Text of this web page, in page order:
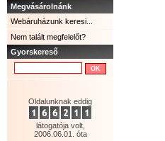
Megvásárolnánk
Webáruházunk keresi...
Nem talált megfelelőt?
Gyorskereső
Oldalunknak eddig
látogatója volt,
2006.06.01. óta